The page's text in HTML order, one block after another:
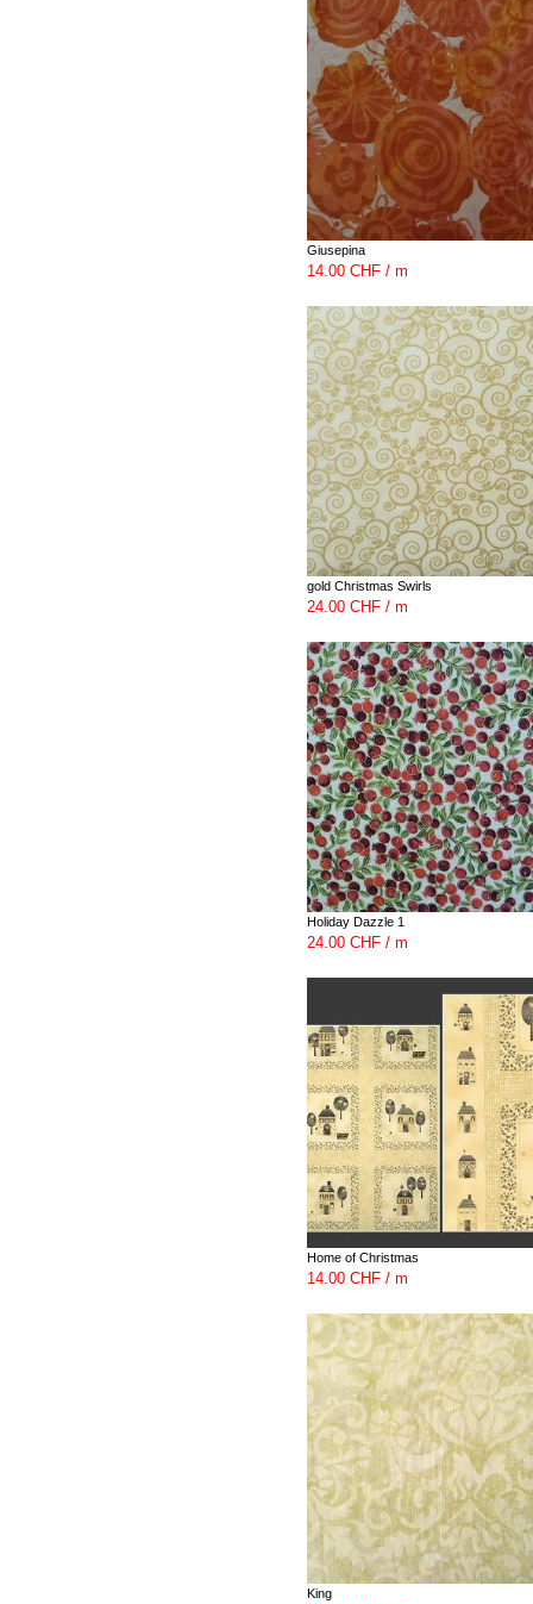
Giusepina
14.00 CHF / m
gold Christmas Swirls
24.00 CHF / m
Holiday Dazzle 1
24.00 CHF / m
Home of Christmas
14.00 CHF / m
King